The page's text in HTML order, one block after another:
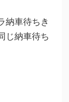
納車待ちき
じ納車待ち